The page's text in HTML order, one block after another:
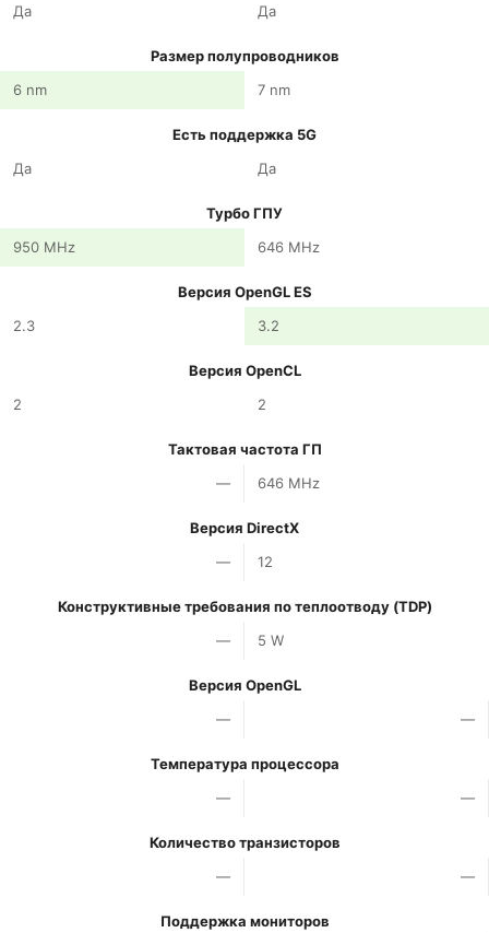
Да
Да
Размер полупроводников
6 nm
7 nm
Есть поддержка 5G
Да
Да
Турбо ГПУ
950 MHz
646 MHz
Версия OpenGL ES
2.3
3.2
Версия OpenCL
2
2
Тактовая частота ГП
—
646 MHz
Версия DirectX
—
12
Конструктивные требования по теплоотводу (TDP)
—
5 W
Версия OpenGL
—
—
Температура процессора
—
—
Количество транзисторов
—
—
Поддержка мониторов